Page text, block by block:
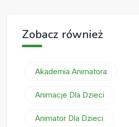
Zobacz również
Akademia Animatora
Animacje Dla Dzieci
Animator Dla Dzieci